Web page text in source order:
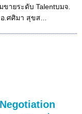
ายระดับ Talentบมจ.
.ศศิมา สุขส...